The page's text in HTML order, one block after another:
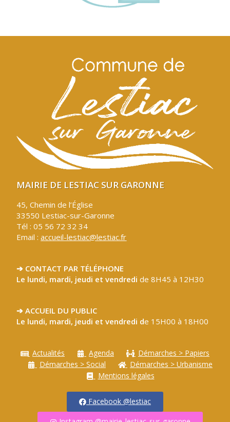
MAIRIE DE LESTIAC SUR GARONNE
45, Chemin de l’Église
33550 Lestiac-sur-Garonne
Tél : 05 56 72 32 34
Email :accueil-lestiac@lestiac.fr
➔ CONTACT PAR TÉLÉPHONE
Le lundi, mardi, jeudi et vendredide 8H45 à 12H30
➔ ACCUEIL DU PUBLIC
Le lundi, mardi, jeudi et vendredi de 15H00 à 18H00
Actualités Agenda
Démarches > Papiers
Démarches > Social
Démarches > Urbanisme
Mentions légales
Facebook @lestiac